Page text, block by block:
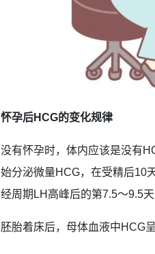
怀孕后HCG的变化规律
没有怀孕时，体内应该是没有
始分泌微量HCG，在受精后10
经周期LH高峰后的第7.5～9.5
胚胎着床后，母体血液中HCG